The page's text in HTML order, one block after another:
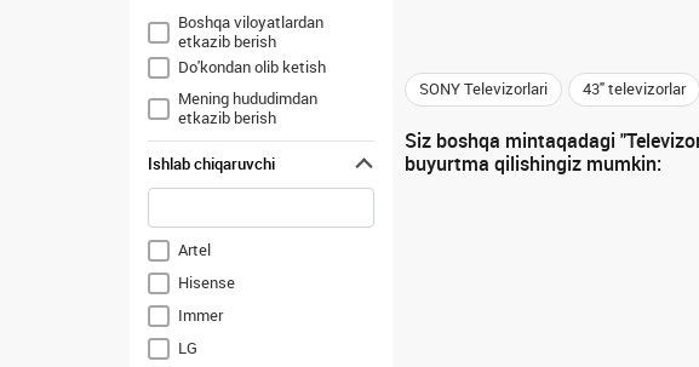
Boshqa viloyatlardan
etkazib berish
Do'kondan olib ketish
Mening hududimdan
etkazib berish
Ishlab chiqaruvchi
Artel
Hisense
Immer
LG
SONY Televizorlari 43" televizorlar
Siz boshqa mintaqadagi
buyurtma qilishingiz mumkin: